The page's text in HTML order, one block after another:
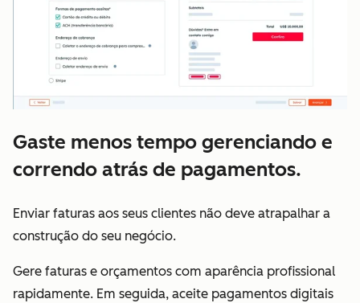
Gaste menos tempo gerenciando e
correndo atrás de pagamentos.
Enviar faturas aos seus clientes não deve atrapalhar a
construção do seu negócio.
Gere faturas e orçamentos com aparência profissional
rapidamente. Em seguida, aceite pagamentos digitais